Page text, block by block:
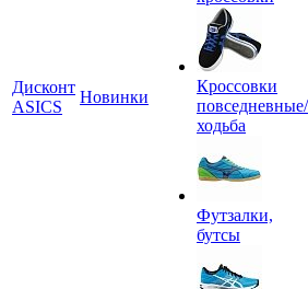
Дисконт
ASICS
Новинки
Кроссовки
повседневные/
ходьба
Футзалки,
бутсы